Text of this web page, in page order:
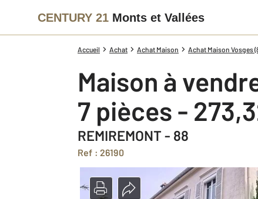
CENTURY 21 Monts et Vallées
Accueil Achat Achat Maison Achat Maison Vosges
Maison à
7 pièces -
REMIREMONT - 88
Ref : 26190